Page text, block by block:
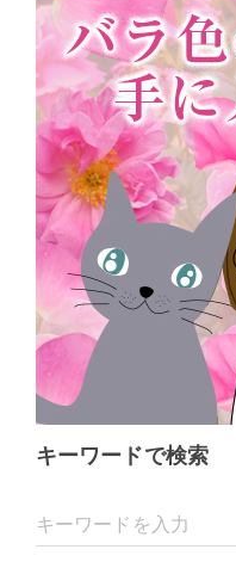
キーワードで検索